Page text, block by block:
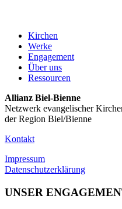
Kirchen
Werke
Engagement
Über uns
Ressourcen
Allianz Biel-Bienne
Netzwerk evangelischer
der Region Biel/Bienne
Kontakt
Impressum
Datenschutzerklärung
UNSER